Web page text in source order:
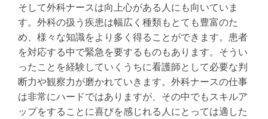
そして外科ナースは向上心がある人にも向いていま
す。外科の扱う疾患は幅広く種類もとても豊富のた
め、様々な知識をより多く得ることができます。患者
を対応する中で緊急を要するものもあります。そうい
ったことを経験していくうちに看護師として必要な判
断力や観察力が磨かれていきます。外科ナースの仕事
は非常にハードではありますが、その中でもスキルア
ップをすることに喜びを感じれる人にとっては適した